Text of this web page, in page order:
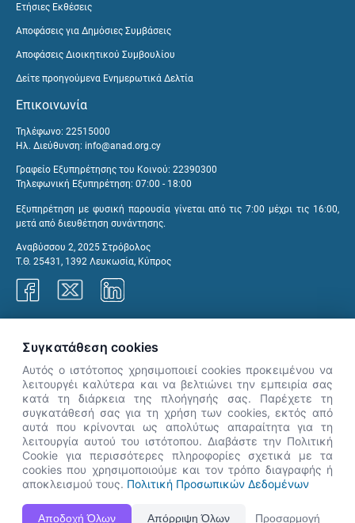
Ετήσιες Εκθέσεις
Αποφάσεις για Δημόσιες Συμβάσεις
Αποφάσεις Διοικητικού Συμβουλίου
Δείτε προηγούμενα Ενημερωτικά Δελτία
Επικοινωνία
Τηλέφωνο: 22515000
Ηλ. Διεύθυνση: info@anad.org.cy
Γραφείο Εξυπηρέτησης του Κοινού: 22390300
Τηλεφωνική Εξυπηρέτηση: 07:00 - 18:00
Εξυπηρέτηση με φυσική παρουσία γίνεται από τις 7:00 μέχρι τις 16:00,
μετά από διευθέτηση συνάντησης.
Αναβύσσου 2, 2025 Στρόβολος
Τ.Θ. 25431, 1392 Λευκωσία, Κύπρος
Η Ιστοσελίδα ΑνΑΔ είναι πλήρως συμβατή με τις νεότερες εκδόσεις, Google Chrome, Mozilla Firefox,
Apple Safari καθώς και Internet Explorer.
👋 Καλώς ήρθες! Είμαι η Νόησις.
Πες μου πώς μπορώ να σε βοηθήσω
σήμερα.
Συγκατάθεση cookies
Αυτός ο ιστότοπος χρησιμοποιεί cookies προκειμένου να
λειτουργέι καλύτερα και να βελτιώνει την εμπειρία σας
κατά τη διάρκεια της πλοήγησής σας. Παρέχετε τη
συγκατάθεσή σας για τη χρήση των cookies, εκτός από
αυτά που κρίνονται ως απολύτως απαραίτητα για τη
λειτουργία αυτού του ιστότοπου. Διαβάστε την Πολιτική
Cookie για περισσότερες πληροφορίες σχετικά με τα
cookies που χρησιμοποιούμε και τον τρόπο διαγραφής ή
αποκλεισμού τους. Πολιτική Προσωπικών Δεδομένων
Αποδοχή Όλων Απόρριψη Όλων Προσαρμογή